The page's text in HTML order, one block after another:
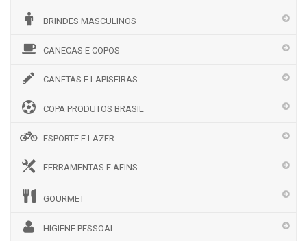
BRINDES MASCULINOS
CANECAS E COPOS
CANETAS E LAPISEIRAS
COPA PRODUTOS BRASIL
ESPORTE E LAZER
FERRAMENTAS E AFINS
GOURMET
HIGIENE PESSOAL